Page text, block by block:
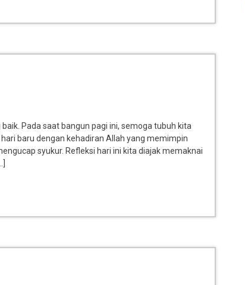
Pada saat bangun pagi ini, semoga tubuh kita
baru dengan kehadiran Allah yang memimpin
syukur. Refleksi hari ini kita diajak memaknai